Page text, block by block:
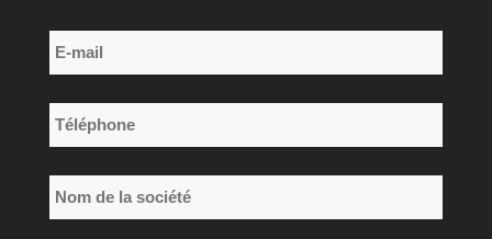
de
E-
mail
*
Téléphone
*
Nom
de